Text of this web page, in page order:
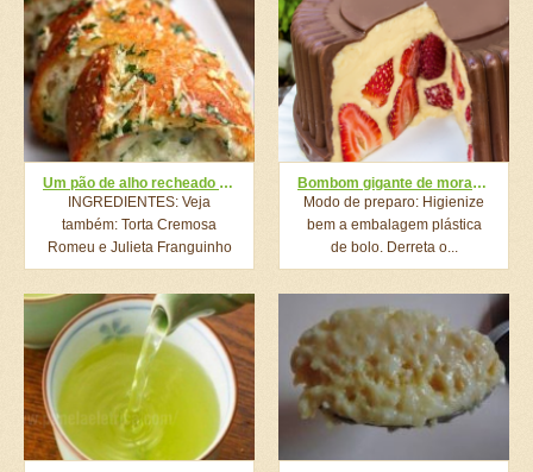
Um pão de alho recheado com presunto e queijo é o presente que você merece
INGREDIENTES: Veja
também: Torta Cremosa
Romeu e Julieta Franguinho
Crocante Mais Fácil...
Bombom gigante de morango: receita incrível para comer primeiro com os olhos
Modo de preparo: Higienize
bem a embalagem plástica
de bolo. Derreta o...